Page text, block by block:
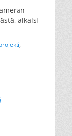
alkaisi
projekti,